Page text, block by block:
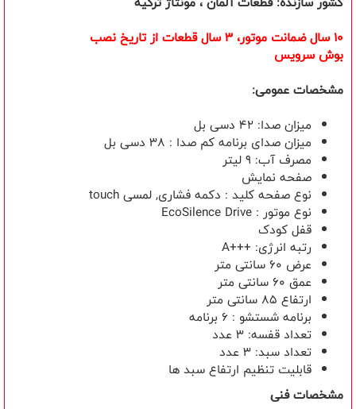
10 سال ضمانت موتور، 3 سال قطعات از تاريخ نصب
بوش سرویس
مشخصات عمومی:
میزان صدا: 42 دسی بل
میزان صدای برنامه کم صدا : 38 دسی بل
مصرف آب: 9 لیتر
صفحه نمایش
نوع صفحه کلید : دکمه فشاری, لمسی touch
نوع موتور : EcoSilence Drive
قفل کودک
رتبه انرژی: +++A
عرض 60 سانتی متر
عمق 60 سانتی متر
ارتفاع 85 سانتی متر
برنامه شستشو : 6 برنامه
تعداد قفسه: 3 عدد
تعداد سبد: 3 عدد
قابلیت تنظيم ارتفاع سبد ها
مشخصات فنی